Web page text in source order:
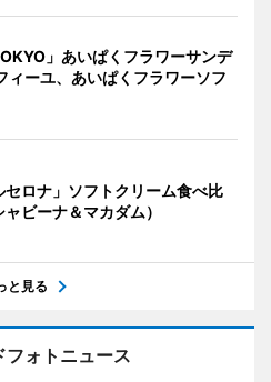
」あいぱくフラワーサンデ
ィーユ、あいぱくフラワーソフ
セロナ」ソフトクリーム食べ比
ビーナ＆マカダム）
と見る
フォトニュース